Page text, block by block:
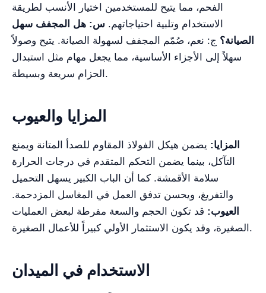
الفحم، مما يتيح للمستخدمين اختيار الأنسب لطريقة
الاستخدام وتلبية احتياجاتهم. س: هل المجفف سهل
الصيانة؟ ج: نعم، صُمّم المجفف لسهولة الصيانة. يتيح وصولاً
سهلاً إلى الأجزاء الأساسية، مما يجعل مهام مثل استبدال
الحزام سريعة وبسيطة.
المزايا والعيوب
المزايا: يضمن هيكل الفولاذ المقاوم للصدأ المتانة ويمنع
التآكل، بينما يضمن التحكم المتقدم في درجات الحرارة
سلامة الأقمشة. كما أن الباب الكبير يسهل التحميل
والتفريغ، ويحسن تدفق العمل في المغاسل المزدحمة.
العيوب: قد تكون الحجم والسعة مفرطة لبعض العمليات
الصغيرة، وقد يكون الاستثمار الأولي كبيراً للأعمال الصغيرة.
الاستخدام في الميدان